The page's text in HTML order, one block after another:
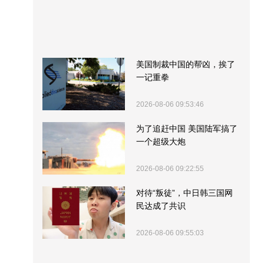
美国制裁中国的帮凶，挨了
一记重拳
2026-08-06 09:53:46
为了追赶中国 美国陆军搞了
一个超级大炮
2026-08-06 09:22:55
对待“叛徒”，中日韩三国网
民达成了共识
2026-08-06 09:55:03